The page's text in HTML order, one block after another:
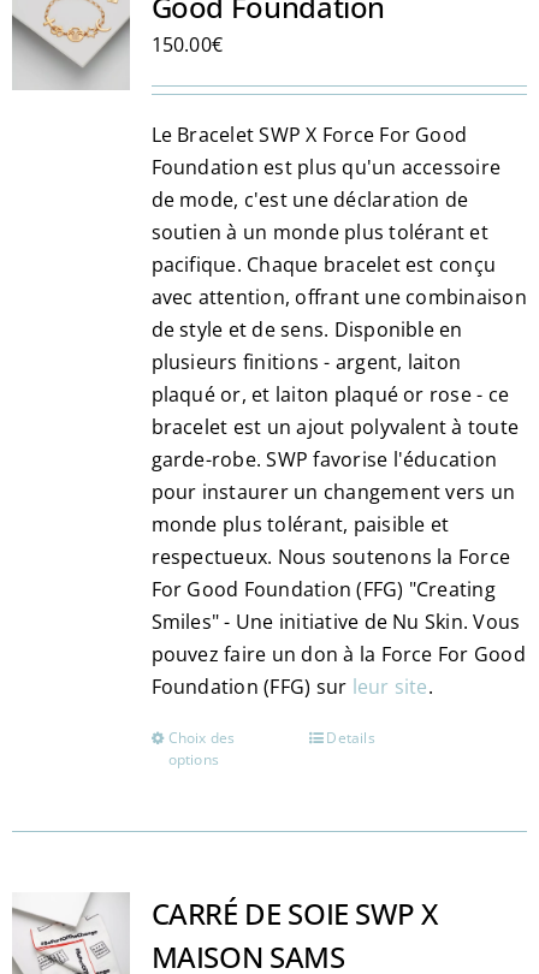
150.00€
Le Bracelet SWP X Force For Good
Foundation est plus qu'un accessoire
de mode, c'est une déclaration de
soutien à un monde plus tolérant et
pacifique. Chaque bracelet est conçu
avec attention, offrant une combinaison
de style et de sens. Disponible en
plusieurs finitions - argent, laiton
plaqué or, et laiton plaqué or rose - ce
bracelet est un ajout polyvalent à toute
garde-robe. SWP favorise l'éducation
pour instaurer un changement vers un
monde plus tolérant, paisible et
respectueux. Nous soutenons la Force
For Good Foundation (FFG) "Creating
Smiles" - Une initiative de Nu Skin. Vous
pouvez faire un don à la Force For Good
Foundation (FFG) sur leur site.
Choix des
options
Ce
plusieurs
Les
Details
CARRÉ DE SOIE SWP X
MAISON SAMS